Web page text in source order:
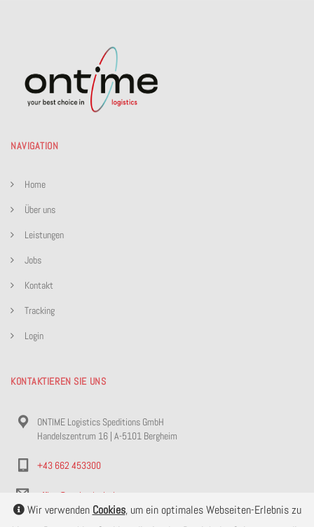
NAVIGATION
Home
Über uns
Leistungen
Jobs
Kontakt
Tracking
Login
KONTAKTIEREN SIE UNS
ONTIME Logistics Speditions GmbH
Handelszentrum 16 | A-5101 Bergheim
+43 662 453300
office@ontimelogistics.com
Wir verwenden Cookies, um ein optimales Webseiten-Erlebnis zu